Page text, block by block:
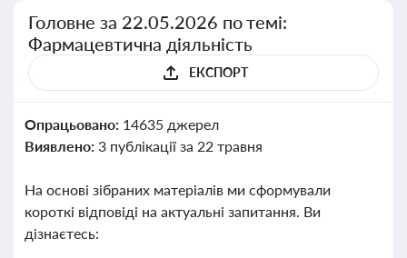
Головне за 22.05.2026 по темі:
Фармацевтична діяльність
ЕКСПОРТ
Опрацьовано: 14635 джерел
Виявлено: 3 публікації за 22 травня
На основі зібраних матеріалів ми сформували
короткі відповіді на актуальні запитання. Ви
дізнаєтесь: